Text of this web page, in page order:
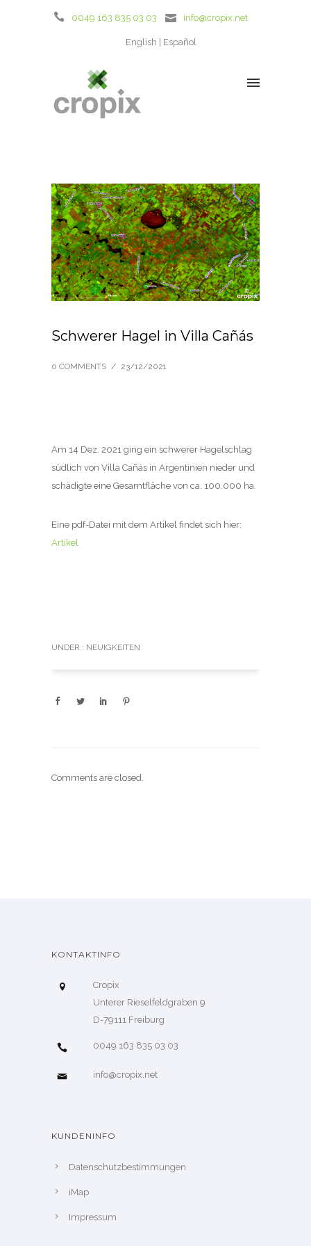
0049 163 835 03 03 info@cropix.net
English Español
Schwerer Hagel in Villa Cañás
0 COMMENTS / 23/12/2021
Am 14 Dez. 2021 ging ein schwerer Hagelschlag
südlich von Villa Cañás in Argentinien nieder und
schädigte eine Gesamtfläche von ca. 100.000 ha.
Eine pdf-Datei mit dem Artikel findet sich hier:
Artikel
UNDER : NEUIGKEITEN
Comments are closed.
KONTAKTINFO
Cropix
Unterer Rieselfeldgraben 9
D-79111 Freiburg
0049 163 835 03 03
info@cropix.net
KUNDENINFO
Datenschutzbestimmungen
iMap
Impressum